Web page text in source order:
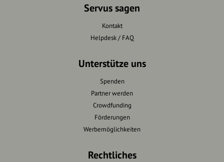
Servus sagen
Kontakt
Helpdesk / FAQ
Unterstütze uns
Spenden
Partner werden
Crowdfunding
Förderungen
Werbemöglichkeiten
Rechtliches